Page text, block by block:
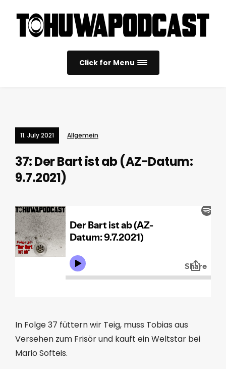
Click for Menu
11. July 2021 Allgemein
37: Der Bart ist ab (AZ-Datum:
9.7.2021)
In Folge 37 füttern wir Teig, muss Tobias aus
Versehen zum Frisör und kauft ein Weltstar bei
Mario Softeis.